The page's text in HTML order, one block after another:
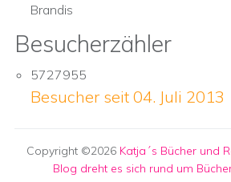
Brandis
Besucherzähler
5727955
Besucher seit 04. Juli 2013
Copyright ©2026 Katja´s Bücher und
Blog dreht es sich rund um